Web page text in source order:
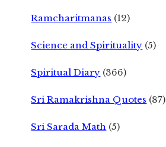
Ramcharitmanas (12)
Science and Spirituality (5)
Spiritual Diary (366)
Sri Ramakrishna Quotes (87)
Sri Sarada Math (5)